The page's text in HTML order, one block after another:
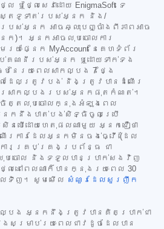
ឬថ្លៃសេវាដោយ EnigmaSoft ទេ
ត្រទូទាត់របស់អ្នក និង/
ស់អ្នក អាចឆ្លុះបញ្ចាំងពីភាពអាច
)។ អ្នកអាចលុបចោលការ
ៈផ្នែក MyAccount នៃគេហទំព័រ
ាប់គណនីរបស់អ្នក ឬដោយទាក់ទង
នៃរយៈពេលសាកល្បង 7 ថ្ងៃ
ៃដែលត្រូវបង់ និងត្រូវបានដំណើរ
ារសាកល្បងរបស់អ្នកផុតកំណត់។
ត្តលុបចោលក្នុងអំឡុងពេល
កនឹងបាត់បង់សិទ្ធិចូលប្រើ
សិនបើដោយហេតុផលណាមួយ អ្នកជឿថា
រការដែលអ្នកមិនចង់ធ្វើ (ដែល
ើការគ្រប់គ្រងប្រព័ន្ធ ជា
បចោល និងទទួលបានប្រាក់សងវិញ
ៃនៅពេលណាក៏បានក្នុងរយៈពេល 30
ៃទិញ។ សូមមើល សំណួរដែលសួរញឹក
ល្បង អ្នកនឹងត្រូវបានគិតប្រាក់ជា
ម្រាប់រយៈពេលជាវដូចដែលបាន